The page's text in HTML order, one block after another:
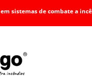
sistemas de combate a